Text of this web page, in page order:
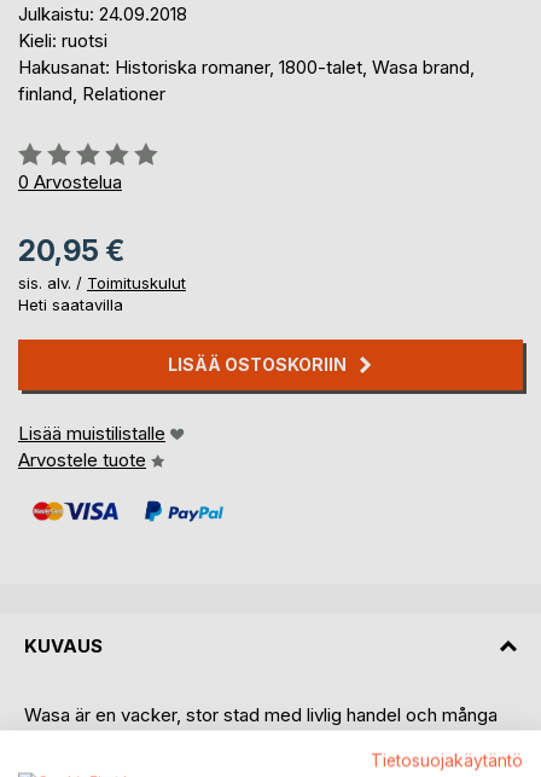
Julkaistu: 24.09.2018
Kieli: ruotsi
Hakusanat: Historiska romaner, 1800-talet, Wasa brand,
finland, Relationer
Arvostelu::
0%
0 Arvostelua
20,95 €
sis. alv. / Toimituskulut
Heti saatavilla
LISÄÄ OSTOSKORIIN
Lisää muistilistalle
Arvostele tuote
KUVAUS
Wasa är en vacker, stor stad med livlig handel och många
Tietosuojakäytäntö